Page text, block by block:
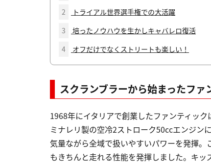
2
トライアル世界選手権での大活躍
3
培ったノウハウを生かしキャバレロ復活
4
オフだけでなくストリートも楽しい！
スクランブラーから始まったファ
1968年にイタリアで創業したファンティッ
ミナレリ製の空冷2ストローク50ccエンジン
気量ながら全域で扱いやすいパワーを発揮
もきちんと走れる性能を発揮しました。キ